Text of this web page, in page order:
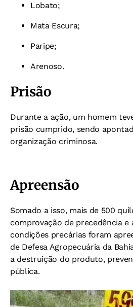
Lobato;
Mata Escura;
Paripe;
Arenoso.
Prisão
Durante a ação, um homem
prisão cumprido, sendo
organização criminosa.
Apreensão
Somado a isso, mais de 500
comprovação de precedência e
condições precárias foram
de Defesa Agropecuária da
a destruição do produto,
pública.